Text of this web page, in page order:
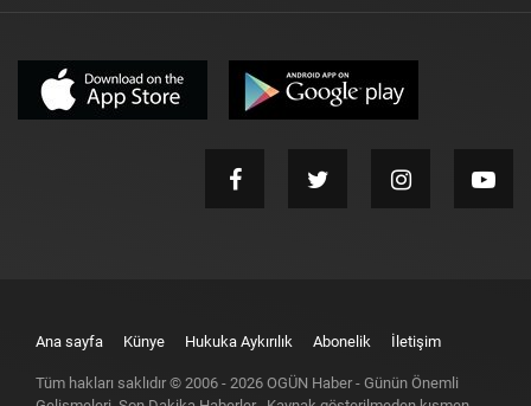
Ana sayfa Künye Hukuka Aykırılık Abonelik İletişim
Tüm hakları saklıdır © 2006 - 2026 OGÜN Haber - Günün Önemli